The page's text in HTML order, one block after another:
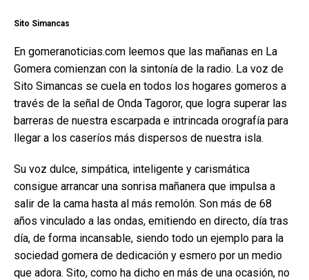
Sito Simancas
En gomeranoticias.com leemos que las mañanas en La
Gomera comienzan con la sintonía de la radio. La voz de
Sito Simancas se cuela en todos los hogares gomeros a
través de la señal de Onda Tagoror, que logra superar las
barreras de nuestra escarpada e intrincada orografía para
llegar a los caseríos más dispersos de nuestra isla.
Su voz dulce, simpática, inteligente y carismática
consigue arrancar una sonrisa mañanera que impulsa a
salir de la cama hasta al más remolón. Son más de 68
años vinculado a las ondas, emitiendo en directo, día tras
día, de forma incansable, siendo todo un ejemplo para la
sociedad gomera de dedicación y esmero por un medio
que adora. Sito, como ha dicho en más de una ocasión, no